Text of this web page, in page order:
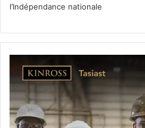
l’Indépendance nationale